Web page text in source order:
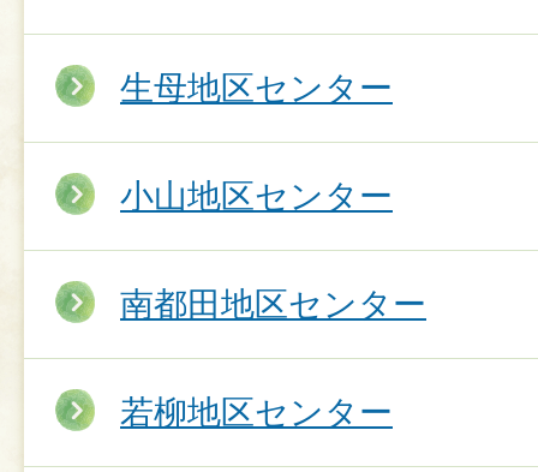
生母地区センター
小山地区センター
南都田地区センター
若柳地区センター